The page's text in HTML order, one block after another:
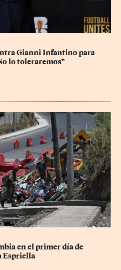
Gianni Infantino para
lo toleraremos”
en el primer día de
Espriella